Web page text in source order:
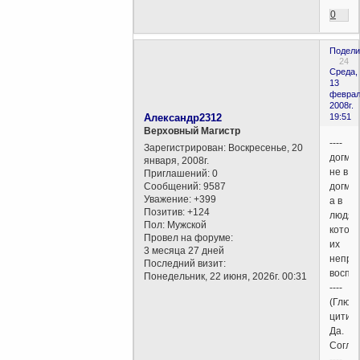
0
24
Среда,
13
2008г.
19:51
Александр2312
Верховный Магистр
Зарегистрирован: Воскресенье, 20
января, 2008г.
Приглашений: 0
Сообщений: 9587
Уважение: +399
Позитив: +124
Пол: Мужской
Провел на форуме:
3 месяца 27 дней
Последний визит:
Понедельник, 22 июня, 2026г. 00:31
----
не в
а в
людях,
их
----
Да.